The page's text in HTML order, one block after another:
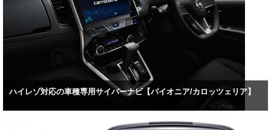
ハイレゾ対応の車種専用サイバーナビ【パイオニア/カロッツェリア】